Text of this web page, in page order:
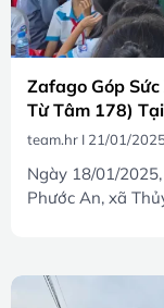
Zafago Góp
Từ Tâm 178)
team.hr 21/01/
Ngày 18/01/
Phước An, xã